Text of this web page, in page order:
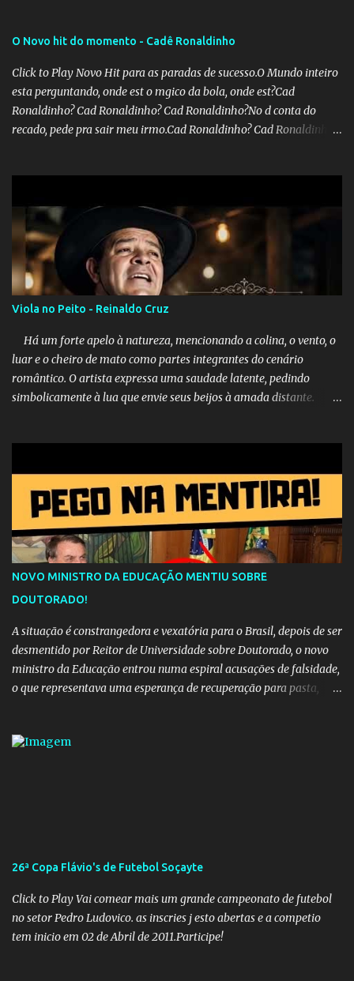
O Novo hit do momento - Cadê Ronaldinho
Click to Play Novo Hit para as paradas de sucesso.O Mundo inteiro
esta perguntando, onde est o mgico da bola, onde est?Cad
Ronaldinho? Cad Ronaldinho? Cad Ronaldinho?No d conta do
recado, pede pra sair meu irmo.Cad Ronaldinho? Cad Ronaldinho?
Viola no Peito - Reinaldo Cruz
Há um forte apelo à natureza, mencionando a colina, o vento, o
luar e o cheiro de mato como partes integrantes do cenário
romântico. O artista expressa uma saudade latente, pedindo
simbolicamente à lua que envie seus beijos à amada distante. A
que continuará esperando enquanto houver canções para entoar. A
obra conclui como uma promessa de fidelidade e esperança no
reencontro, unindo a tradição da viola com o sentimento universal
do amor. No geral, o vídeo apresenta uma narrativa lírica sobre a
persistência do afeto através do tempo e do espaço. YouTube
YouTube YouTube
NOVO MINISTRO DA EDUCAÇÃO MENTIU SOBRE
DOUTORADO!
A situação é constrangedora e vexatória para o Brasil, depois de ser
desmentido por Reitor de Universidade sobre Doutorado, o novo
ministro da Educação entrou numa espiral acusações de falsidade,
o que representava uma esperança de recuperação para pasta,
Educação é um dos mais importantes do governo, em um ano e
afinal de contas como acreditar em algo proposto pelo novo
ministro sem imaginar que ele só esta querendo auferir vantagens
pessoais em uma pasta de tamanha envergadura e influência na
vida dos brasileiros. Evelin Azevedo escreveu brilhantemen...
26ª Copa Flávio's de Futebol Soçayte
Click to Play Vai comear mais um grande campeonato de futebol
no setor Pedro Ludovico. as inscries j esto abertas e a competio
tem inicio em 02 de Abril de 2011.Participe!